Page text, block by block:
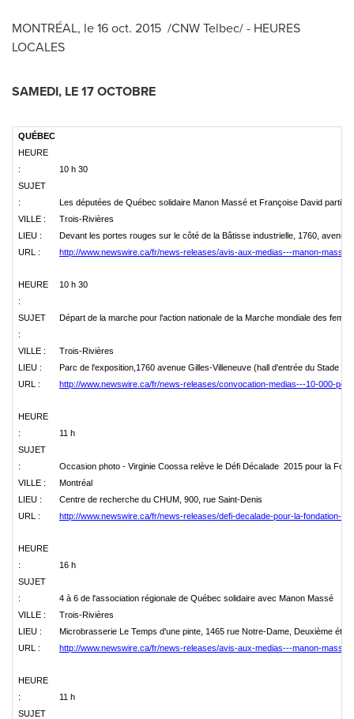
MONTRÉAL, le16 oct. 2015 /CNW Telbec/ - HEURES
LOCALES
SAMEDI, LE 17 OCTOBRE
QUÉBEC
HEURE
:
10 h 30
SUJET
:
Les députées de Québec solidaire Manon Massé et Françoise David
VILLE :
Trois-Rivières
LIEU :
Devant les portes rouges sur le côté de la Bâtisse industrielle, 1760, avenue
URL :
http://www.newswire.ca/fr/news-releases/avis-aux-medias---manon-
HEURE
:
10 h 30
SUJET
:
Départ de la marche pour l'action nationale de la Marche mondiale des
VILLE :
Trois-Rivières
LIEU :
Parc de l'exposition,1760 avenue Gilles-Villeneuve (hall d'entrée du Stade de
URL :
http://www.newswire.ca/fr/news-releases/convocation-medias---10-000-
HEURE
:
11 h
SUJET
:
Occasion photo - Virginie Coossa relève le Défi Décalade 2015 pour la
VILLE :
Montréal
LIEU :
Centre de recherche du CHUM, 900, rue Saint-Denis
URL :
http://www.newswire.ca/fr/news-releases/defi-decalade-pour-la-fondation-
HEURE
:
16 h
SUJET
:
4 à 6 de l'association régionale de Québec solidaire avec Manon Massé
VILLE :
Trois-Rivières
LIEU :
Microbrasserie Le Temps d'une pinte, 1465 rue Notre-Dame, Deuxième
URL :
http://www.newswire.ca/fr/news-releases/avis-aux-medias---manon-
HEURE
:
11 h
SUJET